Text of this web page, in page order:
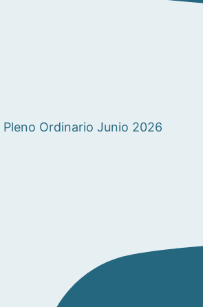
Pleno Ordinario Junio 2026